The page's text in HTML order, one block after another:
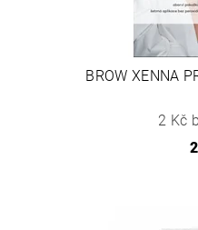
BROW XENNA
2 Kč